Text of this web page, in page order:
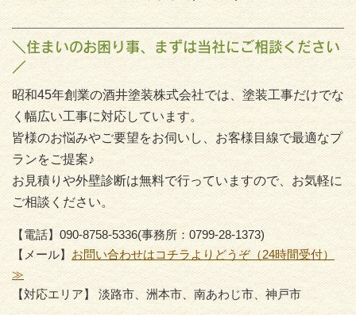
＼住まいのお困り事、まずは当社にご相談ください
／
昭和45年創業の酒井塗装株式会社では、塗装工事だけでな
く幅広い工事に対応しています。
皆様のお悩みやご要望をお伺いし、お客様目線で最適なプ
ランをご提案♪
お見積りや外壁診断は無料で行っていますので、お気軽に
ご相談ください。
【電話】090-8758-5336(事務所：0799-28-1373)
【メール】 お問い合わせはコチラよりどうぞ（24時間受付）
≫
【対応エリア】 淡路市、洲本市、南あわじ市、神戸市